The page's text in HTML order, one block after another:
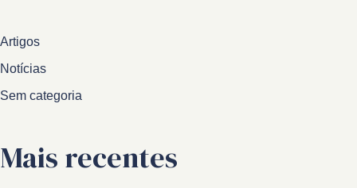
Artigos
Notícias
Sem categoria
Mais recentes